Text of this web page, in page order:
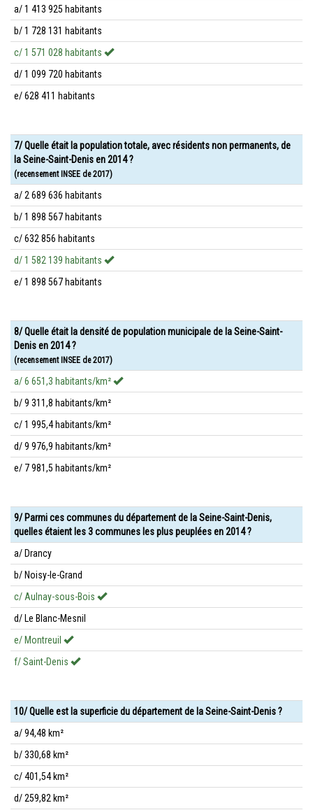
a/ 1 413 925 habitants
b/ 1 728 131 habitants
c/ 1 571 028 habitants
d/ 1 099 720 habitants
e/ 628 411 habitants
7/ Quelle était la population totale, avec résidents non permanents, de
la Seine-Saint-Denis en 2014 ?
(recensement INSEE de 2017)
a/ 2 689 636 habitants
b/ 1 898 567 habitants
c/ 632 856 habitants
d/ 1 582 139 habitants
e/ 1 898 567 habitants
8/ Quelle était la densité de population municipale de la Seine-Saint-
Denis en 2014 ?
(recensement INSEE de 2017)
a/ 6 651,3 habitants/km²
b/ 9 311,8 habitants/km²
c/ 1 995,4 habitants/km²
d/ 9 976,9 habitants/km²
e/ 7 981,5 habitants/km²
9/ Parmi ces communes du département de la Seine-Saint-Denis,
quelles étaient les 3 communes les plus peuplées en 2014 ?
a/ Drancy
b/ Noisy-le-Grand
c/ Aulnay-sous-Bois
d/ Le Blanc-Mesnil
e/ Montreuil
f/ Saint-Denis
10/ Quelle est la superficie du département de la Seine-Saint-Denis ?
a/ 94,48 km²
b/ 330,68 km²
c/ 401,54 km²
d/ 259,82 km²